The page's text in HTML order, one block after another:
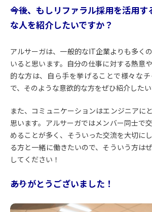
――今後、もしリファラル採用を活用
な人を紹介したいですか？
アルサーガは、一般的なIT企業よりも多く
いると思います。自分の仕事に対する熱意
的な方は、自ら手を挙げることで様々な
で、そのような意欲的な方をぜひ紹介したい
また、コミュニケーションはエンジニアに
思います。アルサーガではメンバー同士で
めることが多く、そういった交流を大切に
る方と一緒に働きたいので、そういう方は
してください！
――ありがとうございました！